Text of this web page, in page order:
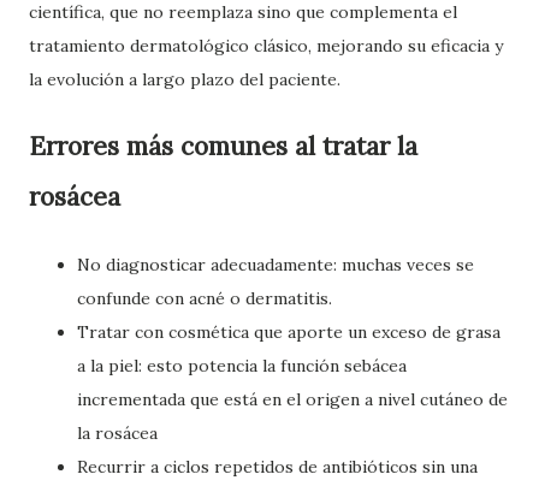
científica, que no reemplaza sino que complementa el
tratamiento dermatológico clásico, mejorando su eficacia y
la evolución a largo plazo del paciente.
Errores más comunes al tratar la
rosácea
No diagnosticar adecuadamente: muchas veces se
confunde con acné o dermatitis.
Tratar con cosmética que aporte un exceso de grasa
a la piel: esto potencia la función sebácea
incrementada que está en el origen a nivel cutáneo de
la rosácea
Recurrir a ciclos repetidos de antibióticos sin una